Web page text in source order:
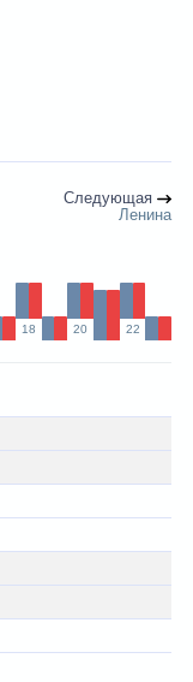
Следующая
Ленина
18 20 22
Лона